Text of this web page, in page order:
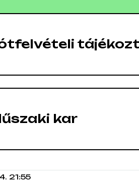
kar
21:55